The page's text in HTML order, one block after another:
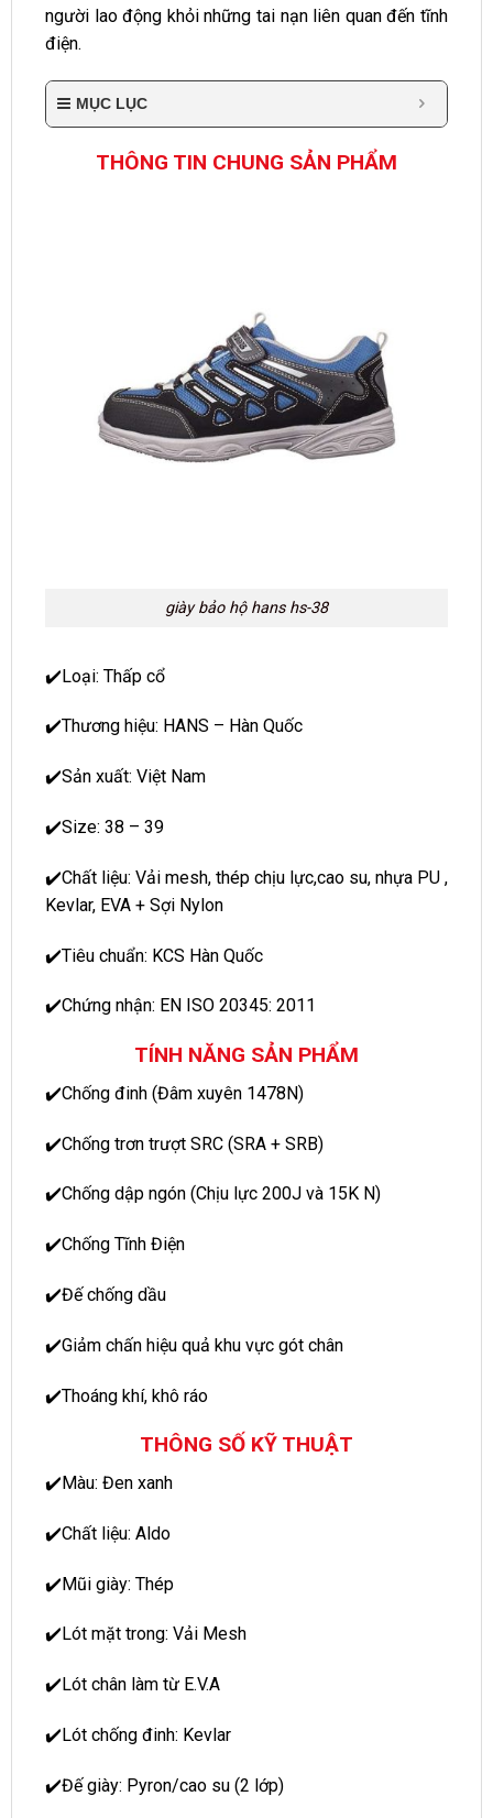
người lao động khỏi những tai nạn liên quan đến tĩnh
điện.
MỤC LỤC
THÔNG TIN CHUNG SẢN PHẨM
giày bảo hộ hans hs-38
✔️Loại: Thấp cổ
✔️Thương hiệu: HANS – Hàn Quốc
✔️Sản xuất: Việt Nam
✔️Size: 38 – 39
✔️Chất liệu: Vải mesh, thép chịu lực,cao su, nhựa PU ,
Kevlar, EVA + Sợi Nylon
✔️Tiêu chuẩn: KCS Hàn Quốc
✔️Chứng nhận: EN ISO 20345: 2011
TÍNH NĂNG SẢN PHẨM
✔️Chống đinh (Đâm xuyên 1478N)
✔️Chống trơn trượt SRC (SRA + SRB)
✔️Chống dập ngón (Chịu lực 200J và 15K N)
✔️Chống Tĩnh Điện
✔️Đế chống dầu
✔️Giảm chấn hiệu quả khu vực gót chân
✔️Thoáng khí, khô ráo
THÔNG SỐ KỸ THUẬT
✔️Màu: Đen xanh
✔️Chất liệu: Aldo
✔️Mũi giày: Thép
✔️Lót mặt trong: Vải Mesh
✔️Lót chân làm từ E.V.A
✔️Lót chống đinh: Kevlar
✔️Đế giày: Pyron/cao su (2 lớp)